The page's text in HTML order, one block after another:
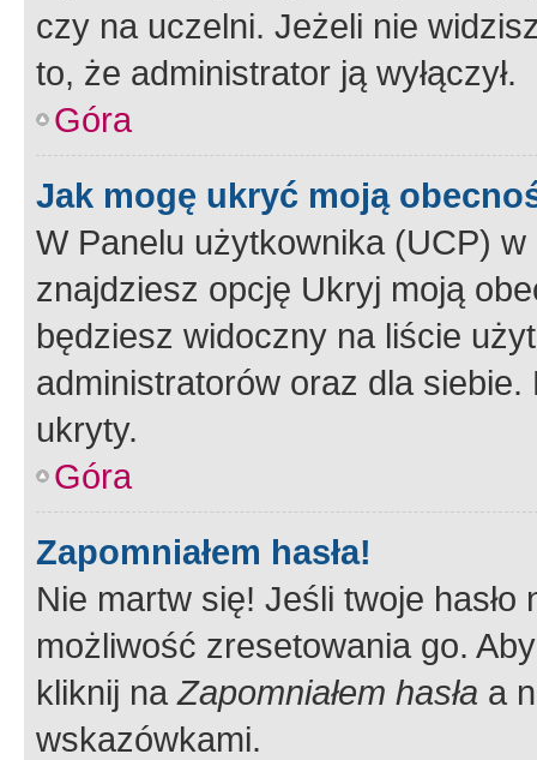
czy na uczelni. Jeżeli nie
to, że administrator ją wyłączył.
Góra
Jak mogę ukryć moją
W Panelu użytkownika (UCP) w
znajdziesz opcję Ukryj moją
będziesz widoczny na liście
administratorów oraz dla
ukryty.
Góra
Zapomniałem hasła!
Nie martw się! Jeśli twoje
możliwość zresetowania go.
kliknij naZapomniałem hasła a
wskazówkami.